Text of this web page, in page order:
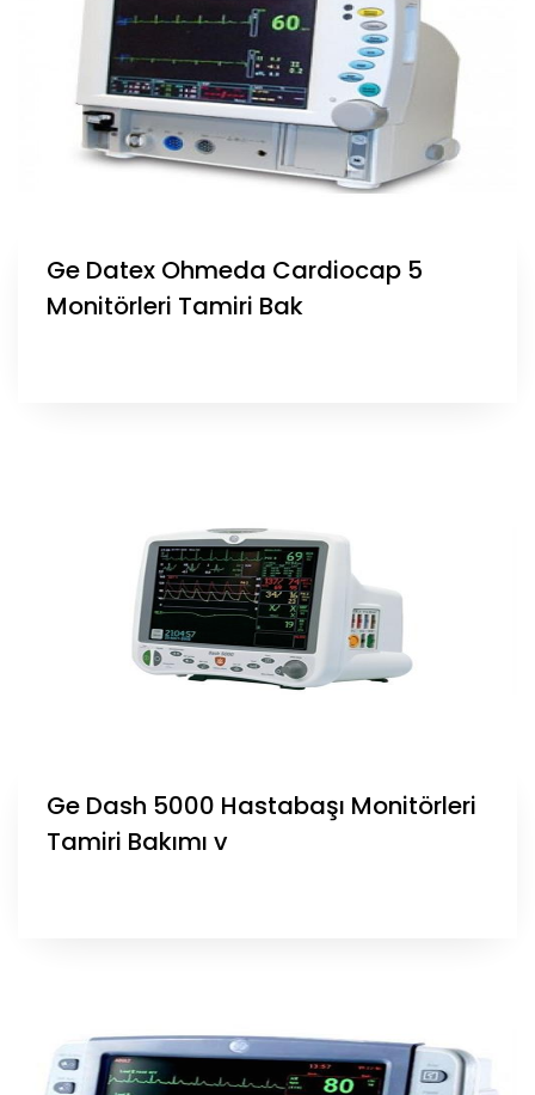
Ge Datex Ohmeda Cardiocap 5
Monitörleri Tamiri Bak
Ge Dash 5000 Hastabaşı Monitörleri
Tamiri Bakımı v